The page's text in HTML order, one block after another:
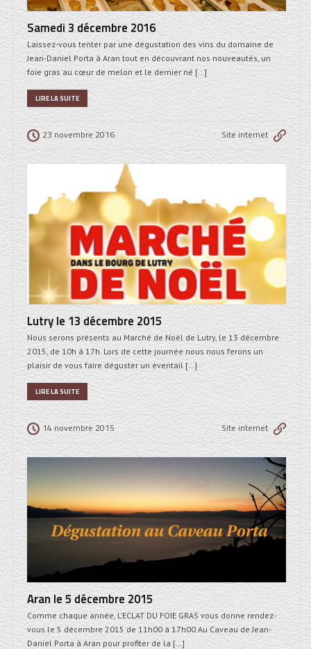
Samedi 3 décembre 2016
Laissez-vous tenter par une dégustation des vins du domaine de
Jean-Daniel Porta à Aran tout en découvrant nos nouveautés, un
foie gras au cœur de melon et le dernier né […]
LIRE LA SUITE
23 novembre 2016 Site internet
Lutry le 13 décembre 2015
Nous serons présents au Marché de Noël de Lutry, le 13 décembre
2015, de 10h à 17h. Lors de cette journée nous nous ferons un
plaisir de vous faire déguster un éventail […]
LIRE LA SUITE
14 novembre 2015 Site internet
Aran le 5 décembre 2015
Comme chaque année, L’ECLAT DU FOIE GRAS vous donne rendez-
vous le 5 décembre 2015 de 11h00 à 17h00 Au Caveau de Jean-
Daniel Porta à Aran pour profiter de la […]